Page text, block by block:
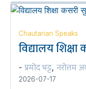
Chautarian Speaks
विद्यालय शिक्षा
- प्रमोद भट्ट, नरोत्तम
2026-07-17